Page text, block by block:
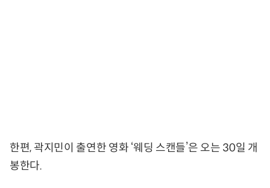
한편, 곽지민이 출연한 영화 ‘웨딩 스캔들’은 오는 30일 개
봉한다.